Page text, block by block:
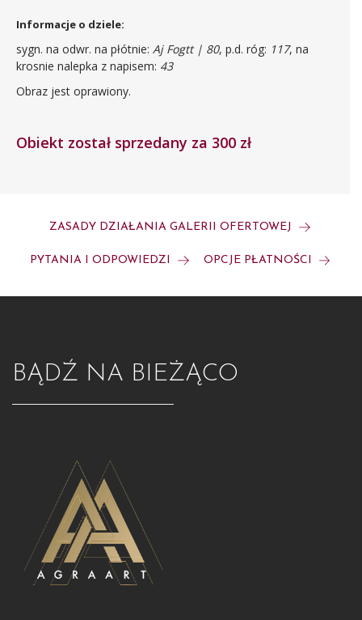
Informacje o dziele:
sygn. na odwr. na płótnie: Aj Fogtt | 80, p.d. róg: 117, na
krosnie nalepka z napisem: 43
Obraz jest oprawiony.
Obiekt został sprzedany za 300 zł
ZASADY DZIAŁANIA GALERII OFERTOWEJ
PYTANIA I ODPOWIEDZI OPCJE PŁATNOŚCI
BĄDŹ NA BIEŻĄCO